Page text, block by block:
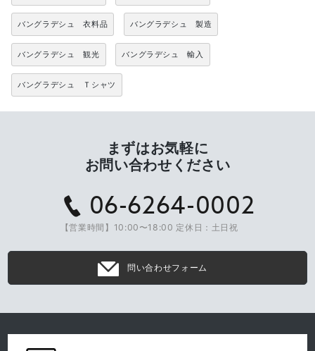
バングラデシュ 衣料品 バングラデシュ 製造
バングラデシュ 観光 バングラデシュ 輸入
バングラデシュ Ｔシャツ
まずはお気軽に
お問い合わせください
06-6264-0002
【営業時間】10:00〜18:00 定休日：土日祝
問い合わせフォーム